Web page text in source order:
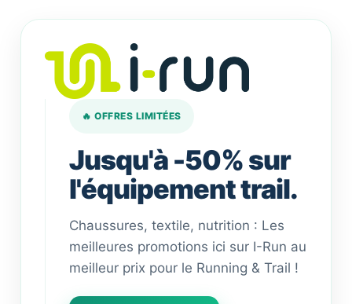
🔥 OFFRES LIMITÉES
Jusqu'à -50% sur
l'équipement trail.
Chaussures, textile, nutrition : Les
meilleures promotions ici sur I-Run au
meilleur prix pour le Running & Trail !